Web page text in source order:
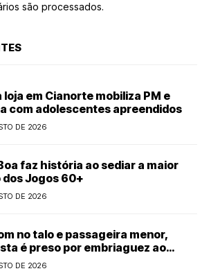
são processados.
loja em Cianorte mobiliza PM e
com adolescentes apreendidos
DE 2026
faz história ao sediar a maior
dos Jogos 60+
DE 2026
no talo e passageira menor,
é preso por embriaguez ao
em Cianorte
DE 2026